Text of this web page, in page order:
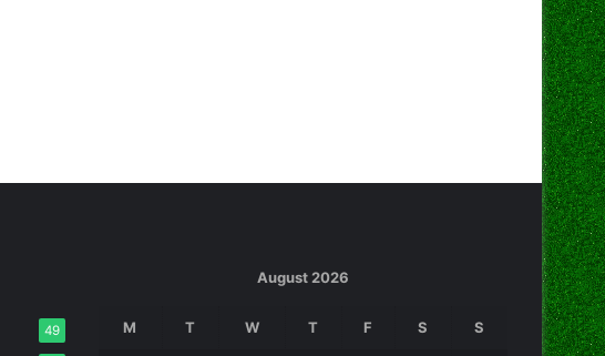
49
August 2026
M T W T F S S